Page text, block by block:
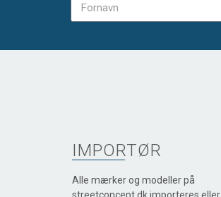
IMPORTØR
Alle mærker og modeller på